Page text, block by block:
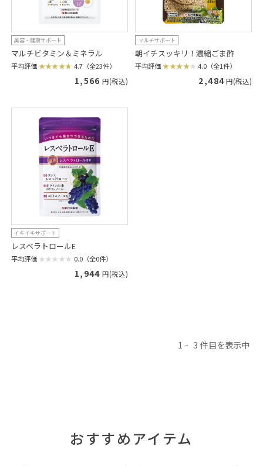
美容・健康サポート
マルチビタミン＆ミネラル
平均評価 4.7（全23件）
1,566 円(税込)
マルチサポート
朝イチスッキリ！濃縮ごま酢
平均評価 4.0（全1件）
2,484 円(税込)
イキイキサポート
レスベラトロールE
平均評価 0.0（全0件）
1,944 円(税込)
1 3
おすすめアイテム